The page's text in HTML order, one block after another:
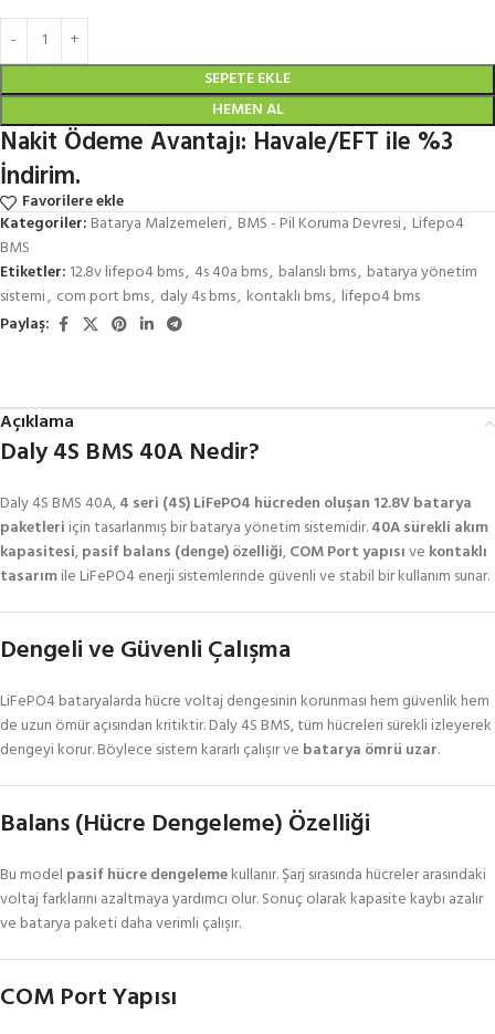
SEPETE EKLE
HEMEN AL
Nakit Ödeme Avantajı: Havale/EFT ile %3
İndirim.
Favorilere ekle
Kategoriler: Batarya Malzemeleri, BMS - Pil Koruma Devresi, Lifepo4
BMS
Etiketler: 12.8v lifepo4 bms, 4s 40a bms, balanslı bms, batarya yönetim
sistemi, com port bms, daly 4s bms, kontaklı bms, lifepo4 bms
Paylaş:
Açıklama
Daly 4S BMS 40A Nedir?
Daly 4S BMS 40A,4 seri (4S) LiFePO4 hücreden oluşan 12.8V batarya
paketleri için tasarlanmış bir batarya yönetim sistemidir.40A sürekli akım
kapasitesi,pasif balans (denge) özelliği,COM Port yapısıve kontaklı
tasarımile LiFePO4 enerji sistemlerinde güvenli ve stabil bir kullanım sunar.
Dengeli ve Güvenli Çalışma
LiFePO4 bataryalarda hücre voltaj dengesinin korunması hem güvenlik hem
de uzun ömür açısından kritiktir. Daly 4S BMS, tüm hücreleri sürekli izleyerek
dengeyi korur. Böylece sistem kararlı çalışır ve batarya ömrü uzar.
Balans (Hücre Dengeleme) Özelliği
Bu model pasif hücre dengelemekullanır. Şarj sırasında hücreler arasındaki
voltaj farklarını azaltmaya yardımcı olur. Sonuç olarak kapasite kaybı azalır
ve batarya paketi daha verimli çalışır.
COM Port Yapısı